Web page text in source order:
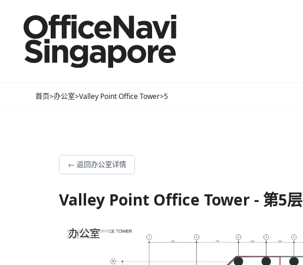
首页>办公室>Valley Point Office Tower>5
← 返回办公室详情
Valley Point Office Tower - 第5层
办公室